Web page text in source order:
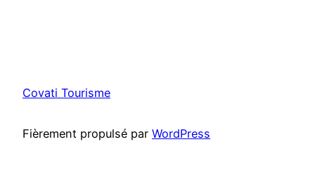
Covati Tourisme
Fièrement propulsé par WordPress